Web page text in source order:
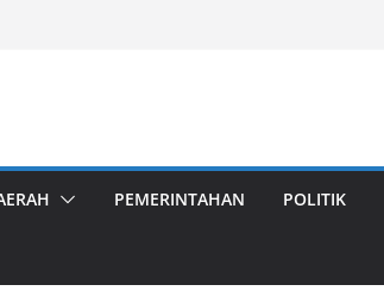
PEMERINTAHAN POLITIK